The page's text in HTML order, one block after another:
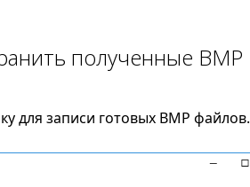
полученные BMP
для записи готовых BMP файлов.